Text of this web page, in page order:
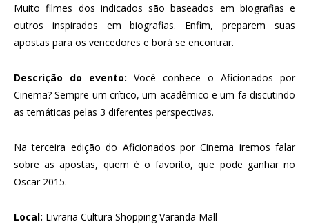
Muito filmes dos indicados são baseados em biografias e
outros inspirados em biografias. Enfim, preparem suas
apostas para os vencedores e borá se encontrar.
Descrição do evento: Você conhece o Aficionados por
Cinema? Sempre um crítico, um acadêmico e um fã discutindo
as temáticas pelas 3 diferentes perspectivas.
Na terceira edição do Aficionados por Cinema iremos falar
sobre as apostas, quem é o favorito, que pode ganhar no
Oscar 2015.
Local: Livraria Cultura Shopping Varanda Mall